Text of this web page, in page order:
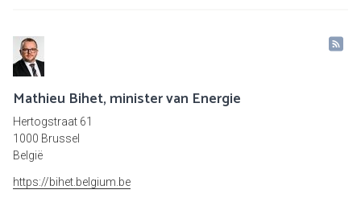
Mathieu Bihet, minister van Energie
Hertogstraat 61
1000 Brussel
België
https://bihet.belgium.be